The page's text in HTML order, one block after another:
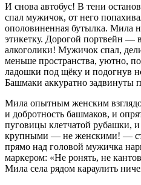
И снова автобус! В тени
спал мужичок, от него
ополовиненная бутылка. Мила
этикетку. Дорогой портвейн —
алкоголики! Мужичок спал,
меньше пространства, уютно,
ладошки под щёку и подогнув
Башмаки аккуратно задвинуты
Мила опытным женским
и добротность башмаков, и
пуговицы клетчатой рубашки,
крупными — не женскими! —
прямо над головой мужичка
маркером: «Не ронять, не
Мила села рядом караулить